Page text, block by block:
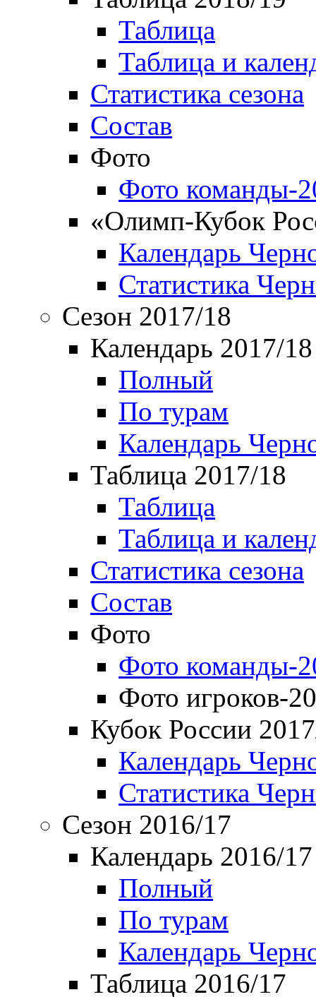
Таблица
Таблица и
Статистика сезона
Состав
Фото
Фото команды-
«Олимп-Кубок
Календарь
Статистика
Сезон 2017/18
Календарь 2017/18
Полный
По турам
Календарь
Таблица 2017/18
Таблица
Таблица и
Статистика сезона
Состав
Фото
Фото команды-
Фото игроков-
Кубок России
Календарь
Статистика
Сезон 2016/17
Календарь 2016/17
Полный
По турам
Календарь
Таблица 2016/17